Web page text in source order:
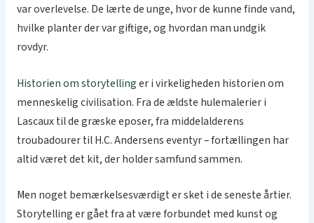
var overlevelse. De lærte de unge, hvor de kunne finde vand,
hvilke planter der var giftige, og hvordan man undgik
rovdyr.
Historien om storytellinger i virkeligheden historien om
menneskelig civilisation. Fra de ældste hulemalerier i
Lascaux til de græske eposer, fra middelalderens
troubadourer til H.C. Andersens eventyr – fortællingen har
altid været det kit, der holder samfund sammen.
Men noget bemærkelsesværdigt er sket i de seneste årtier.
Storytelling er gået fra at være forbundet med kunst og